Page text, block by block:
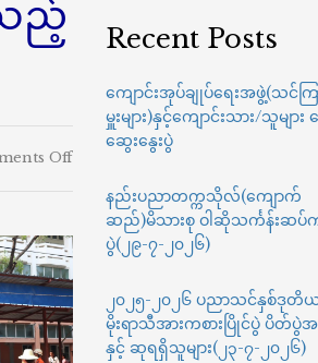
ည့်
Offon
ကယ်ဆယ်
အ
ဖွဲ
မှ
နည်း
Recent Posts
ကျောင်းအုပ်ချုပ်ရေးအဖွဲ့(သင်ကြ
မှူးများ)နှင့်ကျောင်းသား/သူမျာ
ဆွေးနွေးပွဲ
နည်းပညာတက္ကသိုလ်(ကျောက်
ဆည်)မိသားစု ဝါဆိုသင်္ကန်းဆပ်
ပွဲ(၂၉-၇-၂၀၂၆)
၂၀၂၅-၂၀၂၆ ပညာသင်နှစ်ဒုတိ
မိုးရာသီအားကစားပြိုင်ပွဲ ပိတ်ပွဲအ
နှင့် ဆုရရှိသူများ(၂၃-၇-၂၀၂၆)